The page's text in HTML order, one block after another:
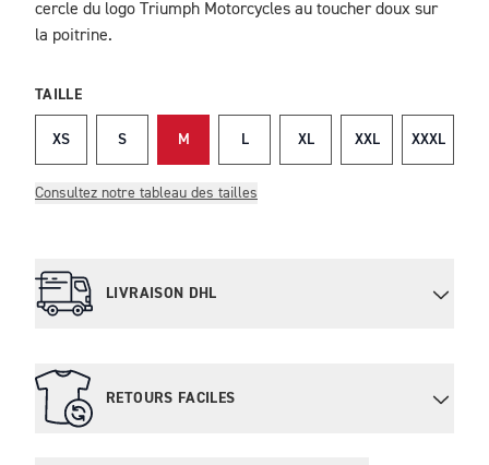
cercle du logo Triumph Motorcycles au toucher doux sur
la poitrine.
TAILLE
XS S M L XL XXL XXXL
Consultez notre tableau des tailles
LIVRAISON DHL
RETOURS FACILES